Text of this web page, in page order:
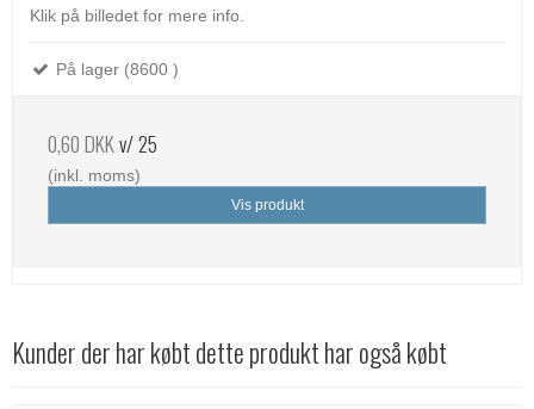
Klik på billedet for mere info.
På lager (8600 )
0,60 DKKv/ 25
(inkl. moms)
Vis produkt
Kunder der har købt dette produkt har også købt